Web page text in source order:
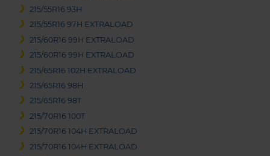
215/55R16 93H
215/55R16 97H EXTRALOAD
215/60R16 99H EXTRALOAD
215/60R16 99H EXTRALOAD
215/65R16 102H EXTRALOAD
215/65R16 98H
215/65R16 98T
215/70R16 100T
215/70R16 104H EXTRALOAD
215/70R16 104H EXTRALOAD